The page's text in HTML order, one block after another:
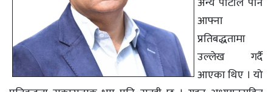
आफ्ना
प्रतिबद्धतामा
उल्लेख गर्दै
आएका थिए । यो